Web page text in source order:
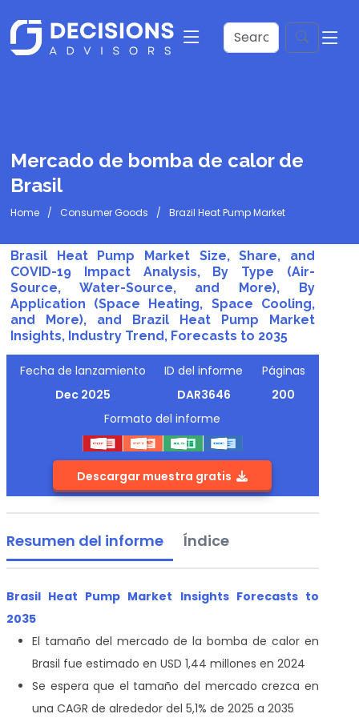
Mercado de bomba de calor de
Brasil
Home Consumer Goods Brazil Heat Pump Market
Brasil Heat Pump Market Size, Share, and
COVID-19 Impact Analysis, By Type (Air-
Source, Water-Source, and More), By
Application (Space Heating, Space Cooling,
and More), and Brazil Heat Pump Market
Insights, Industry Trend, Forecasts to 2035
Fecha de lanzamiento
Dec 2025
ID del informe
DAR3646
Páginas
200
Formato del informe
Descargar muestra gratis
Resumen del informe Índice
Brasil Heat Pump Market Insights Forecasts to
2035
El tamaño del mercado de la bomba de calor en
Brasil fue estimado en USD 1,44 millones en 2024
Se espera que el tamaño del mercado crezca en
una CAGR de alrededor del 5,1% de 2025 a 2035